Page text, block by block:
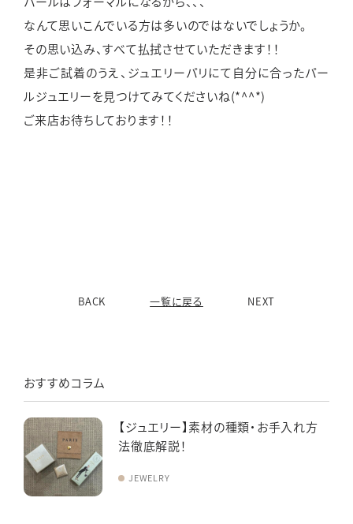
なんて思いこんでいる方は多いのではないでしょうか。
その思い込み、すべて払拭させていただきます！！
是非ご試着のうえ、ジュエリーパリにて自分に合ったパー
ルジュエリーを見つけてみてくださいね(*^^*)
ご来店お待ちしております！！
BACK 一覧に戻る NEXT
おすすめコラム
【ジュエリー】素材の種類・お手入れ方
法徹底解説！
JEWELRY